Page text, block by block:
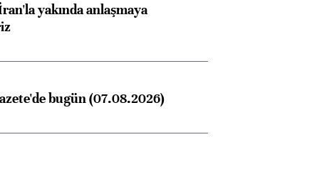
yakında anlaşmaya
bugün (07.08.2026)